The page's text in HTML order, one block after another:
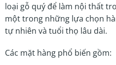
loại gỗ quý để làm nội thất
một trong những lựa chọn
tự nhiên và tuổi thọ lâu dài.
Các mặt hàng phổ biến gồm: